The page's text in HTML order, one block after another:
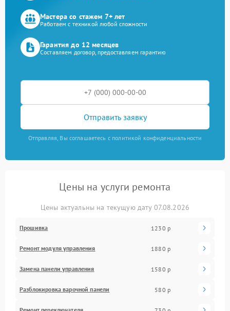
Мастера со стажем 7+ лет
Работаем с техникой любой сложности
Гарантия до 12 месяцев
Составляем договор, предоставляем гарантию
Отправить заявку
Отправляя, Вы соглашаетесь с политикой конфиденциальности
Цены на услуги ремонта
Цены актуальны на текущую дату 07.08.2026
Прошивка 1230 р
Ремонт модуля управления 1880 р
Замена панели управления 1580 р
Разблокировка варочной панели 580 р